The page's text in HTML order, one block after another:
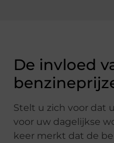
De invloed
Stelt u zich voor dat
voor uw dagelijkse
keer merkt dat de